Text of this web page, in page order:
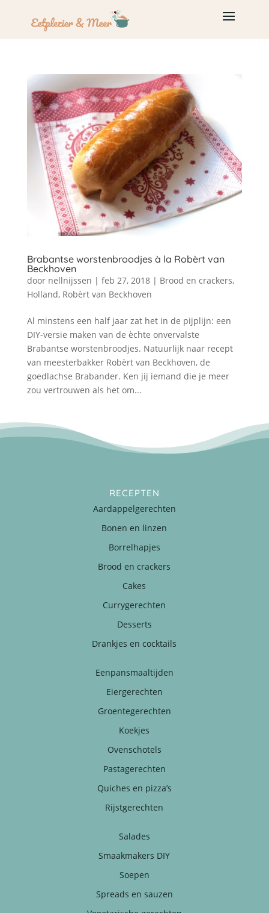
Brabantse worstenbroodjes à la Robèrt van
Beckhoven
door nellnijssen | feb 27, 2018| Brood en crackers,
Holland, Robèrt van Beckhoven
Al minstens een half jaar zat het in de pijplijn: een
DIY-versie maken van de èchte onvervalste
Brabantse worstenbroodjes. Natuurlijk naar recept
van meesterbakker Robèrt van Beckhoven, de
goedlachse Brabander. Ken jij iemand die je meer
zou vertrouwen als het om...
RECEPTEN
Aardappelgerechten
Bonen en linzen
Borrelhapjes
Brood en crackers
Cakes
Currygerechten
Desserts
Drankjes en cocktails
Eenpansmaaltijden
Eiergerechten
Groentegerechten
Koekjes
Ovenschotels
Pastagerechten
Quiches en pizza’s
Rijstgerechten
Salades
Smaakmakers DIY
Soepen
Spreads en sauzen